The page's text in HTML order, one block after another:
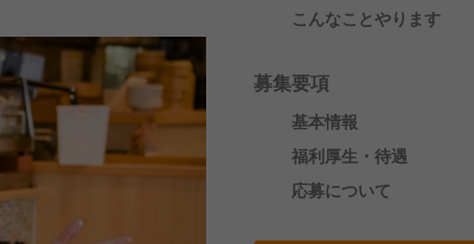
こんなことやります
募集要項
基本情報
福利厚生・待遇
応募について